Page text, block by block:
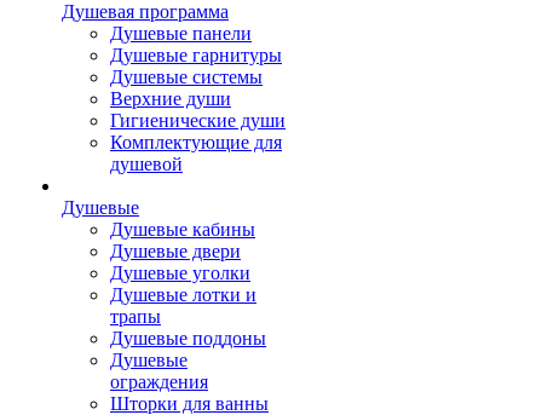
Душевая программа
Душевые панели
Душевые гарнитуры
Душевые системы
Верхние души
Гигиенические души
Комплектующие для
душевой
Душевые
Душевые кабины
Душевые двери
Душевые уголки
Душевые лотки и
трапы
Душевые поддоны
Душевые
ограждения
Шторки для ванны